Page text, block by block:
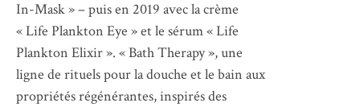
In-Mask » – puis en 2019 avec la crème
« Life Plankton Eye » et le sérum « Life
Plankton Elixir ». « Bath Therapy », une
ligne de rituels pour la douche et le bain aux
propriétés régénérantes, inspirés des